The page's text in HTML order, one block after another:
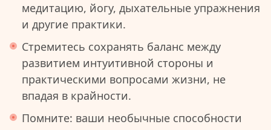
медитацию, йогу, дыхательные упражнения
и другие практики.
Стремитесь сохранять баланс между
развитием интуитивной стороны и
практическими вопросами жизни, не
впадая в крайности.
Помните: ваши необычные способности